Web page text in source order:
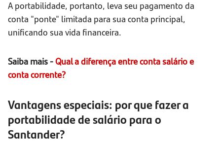
A portabilidade, portanto, leva seu pagamento da
conta "ponte" limitada para sua conta principal,
unificando sua vida financeira.
Saiba mais -Qual a diferença entre conta salário e
conta corrente?
Vantagens especiais: por que fazer a
portabilidade de salário para o
Santander?